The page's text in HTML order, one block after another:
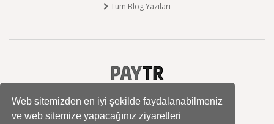
Web sitemizden en iyi şekilde faydalanabilmeniz
ve web sitemize yapacağınız ziyaretleri
Tüm Blog Yazıları